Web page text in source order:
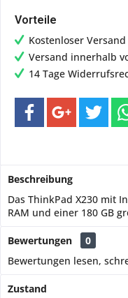
Vorteile
Kostenloser
Versand innerhalb
14 Tage
Beschreibung
Das ThinkPad X230 mit
RAM und einer 180 GB
Bewertungen
0
Bewertungen lesen,
Zustand